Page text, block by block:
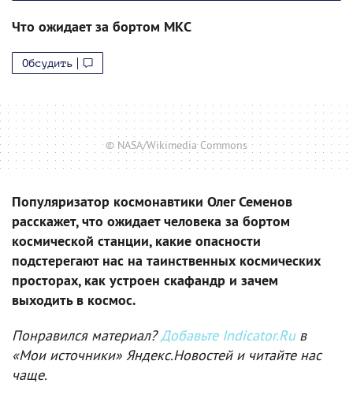
Что ожидает за бортом МКС
Обсудить
© NASA/Wikimedia Commons
Популяризатор космонавтики Олег Семенов
расскажет, что ожидает человека за бортом
космической станции, какие опасности
подстерегают нас на таинственных космических
просторах, как устроен скафандр и зачем
выходить в космос.
Понравился материал?Добавьте Indicator.Ruв
«Мои источники» Яндекс.Новостей и читайте нас
чаще.